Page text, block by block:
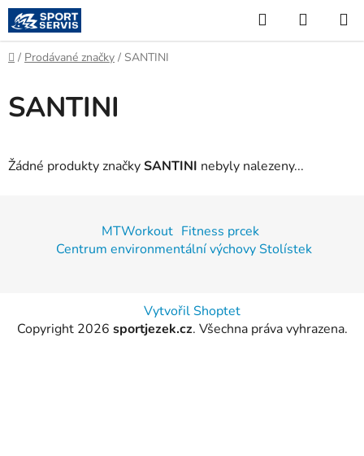
Přejít
na
obsah
Hledat
KOŠÍK
Domů
/ Prodávané značky / SANTINI
SANTINI
Žádné produkty značkySANTINI nebyly nalezeny...
MTWorkout Fitness prcek
Centrum environmentální výchovy Stolístek
Vytvořil Shoptet
Copyright 2026 sportjezek.cz. Všechna práva vyhrazena.